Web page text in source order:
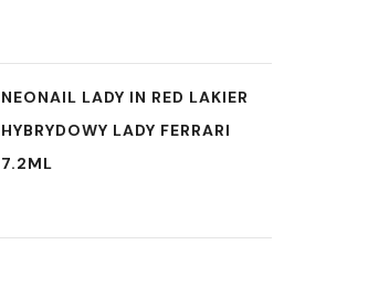
NEONAIL LADY IN RED LAKIER
HYBRYDOWY LADY FERRARI
7.2ML